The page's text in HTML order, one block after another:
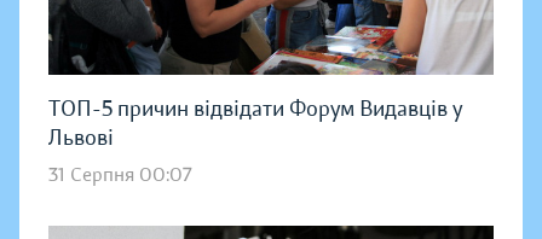
ТОП-5 причин відвідати Форум Видавців у
Львові
31 Серпня 00:07